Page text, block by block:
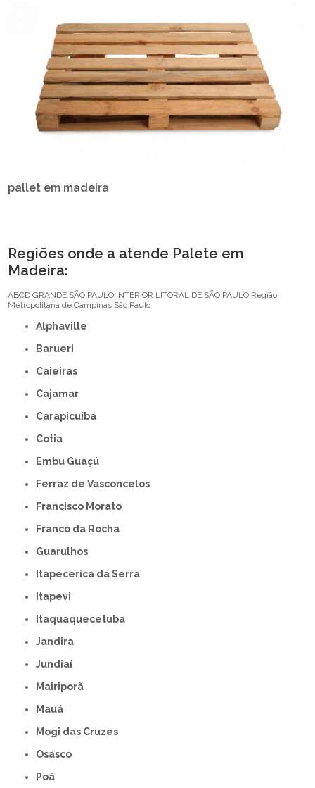
pallet em madeira
Regiões onde a atende Palete em
Madeira:
ABCD GRANDE SÃO PAULO INTERIOR LITORAL DE SÃO PAULO Região
Metropolitana de Campinas São Paulo
Alphaville
Barueri
Caieiras
Cajamar
Carapicuíba
Cotia
Embu Guaçú
Ferraz de Vasconcelos
Francisco Morato
Franco da Rocha
Guarulhos
Itapecerica da Serra
Itapevi
Itaquaquecetuba
Jandira
Jundiaí
Mairiporã
Mauá
Mogi das Cruzes
Osasco
Poá